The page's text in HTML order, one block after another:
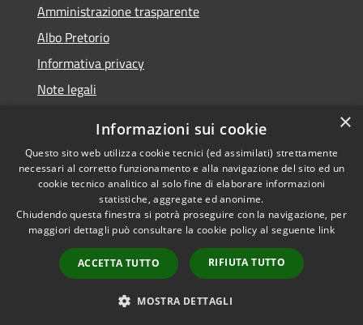
Amministrazione trasparente
Albo Pretorio
Informativa privacy
Note legali
Whisteblowing
RSS
Accessibilità
Copyright © 2026 • Comune di
Municipium•
Accesso
redazione
×
Informazioni sui cookie
Questo sito web utilizza cookie tecnici (ed assimilati) strettamente
necessari al corretto funzionamento e alla navigazione del sito ed un
cookie tecnico analitico al solo fine di elaborare informazioni
statistiche, aggregate ed anonime.
Chiudendo questa finestra si potrà proseguire con la navigazione, per
maggiori dettagli può consultare la cookie policy al seguente link
ACCETTA TUTTO RIFIUTA TUTTO
MOSTRA DETTAGLI